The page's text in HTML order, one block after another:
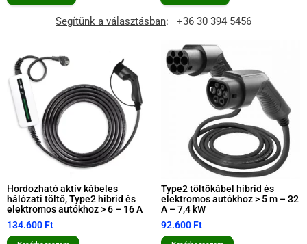
Segítünk a választásban: +36 30 394 5456
Hordozható aktív kábeles
hálózati töltő, Type2 hibrid és
elektromos autókhoz > 6 – 16 A
134.600 Ft
Type2 töltőkábel hibrid és
elektromos autókhoz > 5 m – 32
A – 7,4 kW
92.600 Ft